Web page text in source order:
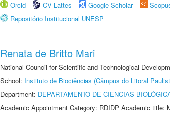
Orcid
CV Lattes Google Scholar
Repositório Institucional UNESP
Renata de Britto Mari
National Council for Scientific and Technological
School: Instituto de Biociências (Câmpus do Litoral
Department: DEPARTAMENTO DE CIÊNCIAS
Academic Appointment Category: RDIDP Academic title: